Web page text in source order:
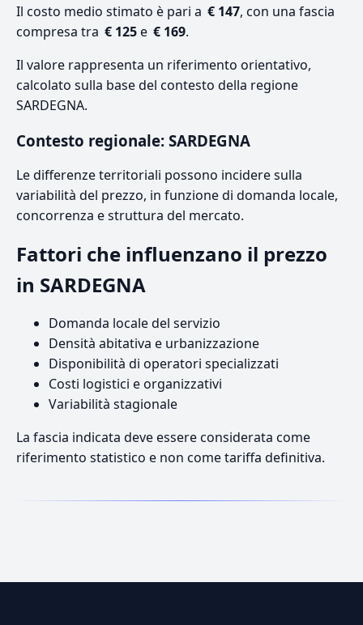
Il costo medio stimato è pari a € 147, con una fascia
compresa tra € 125e € 169.
Il valore rappresenta un riferimento orientativo,
calcolato sulla base del contesto della regione
SARDEGNA.
Contesto regionale: SARDEGNA
Le differenze territoriali possono incidere sulla
variabilità del prezzo, in funzione di domanda locale,
concorrenza e struttura del mercato.
Fattori che influenzano il prezzo
in SARDEGNA
Domanda locale del servizio
Densità abitativa e urbanizzazione
Disponibilità di operatori specializzati
Costi logistici e organizzativi
Variabilità stagionale
La fascia indicata deve essere considerata come
riferimento statistico e non come tariffa definitiva.